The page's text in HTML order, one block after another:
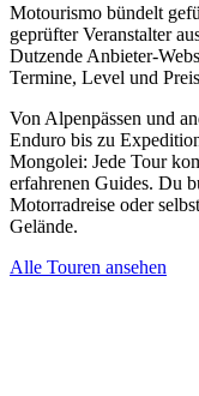
Motourismo bündelt
geprüfter Veranstalter
Dutzende Anbieter-
Termine, Level und
Von Alpenpässen und
Enduro bis zu
Mongolei: Jede Tour
erfahrenen Guides. Du
Motorradreise oder
Gelände.
Alle Touren ansehen